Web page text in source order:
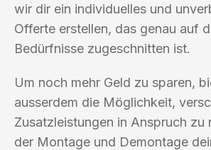
wir dir ein individuelles und
Offerte erstellen, das genau auf
Bedürfnisse zugeschnitten ist.
Um noch mehr Geld zu sparen,
ausserdem die Möglichkeit,
Zusatzleistungen in Anspruch zu
der Montage und Demontage